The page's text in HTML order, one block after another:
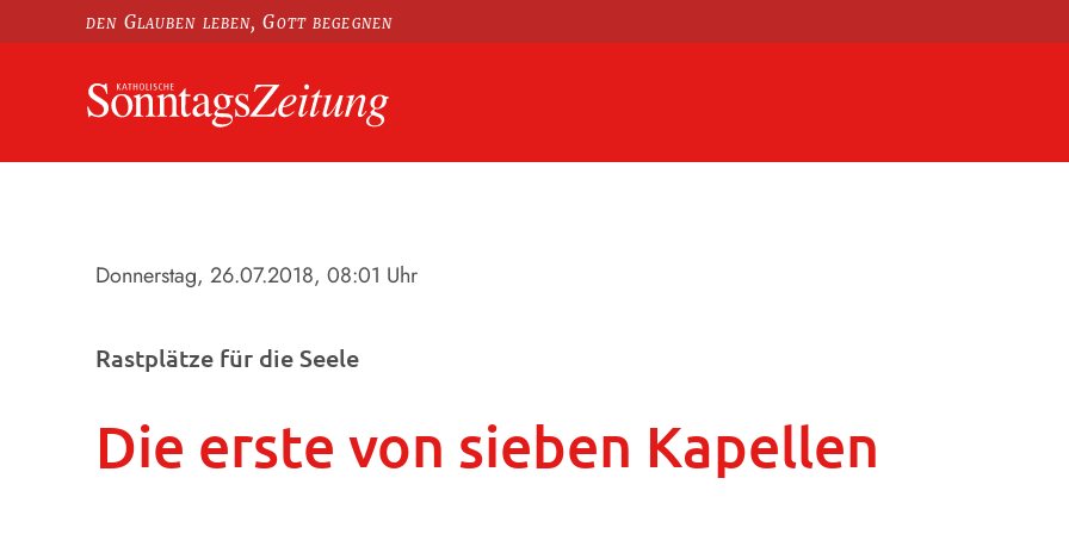
den Glauben leben, Gott begegnen
Donnerstag, 26.07.2018, 08:01 Uhr
Rastplätze für die Seele
Die erste von sieben Kapellen